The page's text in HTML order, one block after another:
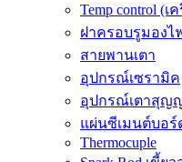
Temp control
ฝาครอบรูมองไฟ
สายพานเตา
อุปกรณ์เซรามิค
อุปกรณ์เตาสุญ
แผ่นซีเมนต์บอร์
Thermocuple